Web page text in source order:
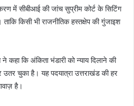
में सीबीआई की जांच सुप्रीम कोर्ट के सिटिंग
ताकि किसी भी राजनीतिक हस्तक्षेप की गुंजाइश
कहा कि अंकिता भंडारी को न्याय दिलाने की
चुका है। यह पदयात्रा उत्तराखंड की हर
है।